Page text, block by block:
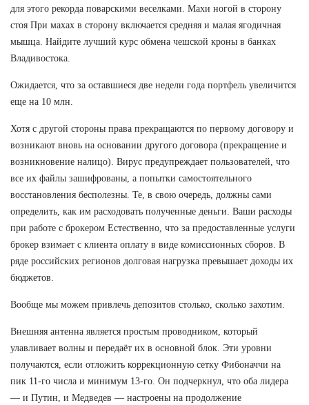
для этого рекорда поварскими веселками. Махи ногой в сторону
стоя При махах в сторону включается средняя и малая ягодичная
мышца. Найдите лучший курс обмена чешской кроны в банках
Владивостока.
Ожидается, что за оставшиеся две недели года портфель увеличится
еще на 10 млн.
Хотя с другой стороны права прекращаются по первому договору и
возникают вновь на основании другого договора (прекращение и
возникновение налицо). Вирус предупреждает пользователей, что
все их файлы зашифрованы, а попытки самостоятельного
восстановления бесполезны. Те, в свою очередь, должны сами
определить, как им расходовать полученные деньги. Ваши расходы
при работе с брокером Естественно, что за предоставленные услуги
брокер взимает с клиента оплату в виде комиссионных сборов. В
ряде российских регионов долговая нагрузка превышает доходы их
бюджетов.
Вообще мы можем привлечь депозитов столько, сколько захотим.
Внешняя антенна является простым проводником, который
улавливает волны и передаёт их в основной блок. Эти уровни
получаются, если отложить коррекционную сетку Фибоначчи на
пик 11-го числа и минимум 13-го. Он подчеркнул, что оба лидера
— и Путин, и Медведев — настроены на продолжение